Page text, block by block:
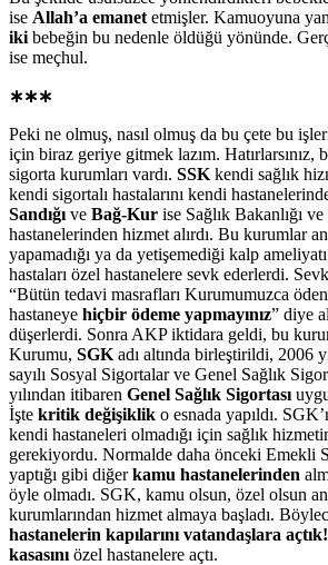
ise Allah’a emanet etmişler. Kamuoyuna
iki bebeğin bu nedenle öldüğü yönünde.
ise meçhul.
∗∗∗
Peki ne olmuş, nasıl olmuş da bu çete bu
için biraz geriye gitmek lazım. Hatırlarsınız,
sigorta kurumları vardı. SSK kendi sağlık
kendi sigortalı hastalarını kendi
Sandığı ve Bağ-Kur ise Sağlık Bakanlığı
hastanelerinden hizmet alırdı. Bu kurumlar
yapamadığı ya da yetişemediği kalp
hastaları özel hastanelere sevk ederlerdi.
“Bütün tedavi masrafları Kurumumuzca
hastaneye hiçbir ödeme yapmayınız” diye
düşerlerdi. Sonra AKP iktidara geldi, bu
Kurumu, SGK adı altında birleştirildi, 2006
sayılı Sosyal Sigortalar ve Genel Sağlık
yılından itibaren Genel Sağlık Sigortası
İşte kritik değişiklik o esnada yapıldı.
kendi hastaneleri olmadığı için sağlık
gerekiyordu. Normalde daha önceki Emekli
yaptığı gibi diğerkamu hastanelerinden
öyle olmadı. SGK, kamu olsun, özel olsun
kurumlarından hizmet almaya başladı.
hastanelerin kapılarını vatandaşlara
kasasını özel hastanelere açtı.